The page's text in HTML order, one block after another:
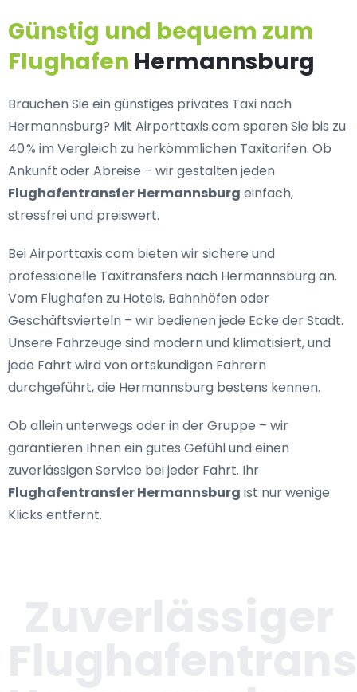
Günstig und bequem zum
Flughafen Hermannsburg
Brauchen Sie eingünstiges privates Taxi nach
Hermannsburg? Mit Airporttaxis.com sparen Sie bis zu
40 % im Vergleich zu herkömmlichen Taxitarifen. Ob
Ankunft oder Abreise – wir gestalten jeden
Flughafentransfer Hermannsburg einfach,
stressfrei und preiswert.
Bei Airporttaxis.com bieten wirsichere und
professionelle Taxitransfers nach Hermannsburgan.
Vom Flughafen zu Hotels, Bahnhöfen oder
Geschäftsvierteln – wir bedienen jede Ecke der Stadt.
Unsere Fahrzeuge sind modern und klimatisiert, und
jede Fahrt wird von ortskundigen Fahrern
durchgeführt, die Hermannsburg bestens kennen.
Ob allein unterwegs oder in der Gruppe – wir
garantieren Ihnen ein gutes Gefühl und einen
zuverlässigen Service bei jeder Fahrt. Ihr
Flughafentransfer Hermannsburg ist nur wenige
Klicks entfernt.